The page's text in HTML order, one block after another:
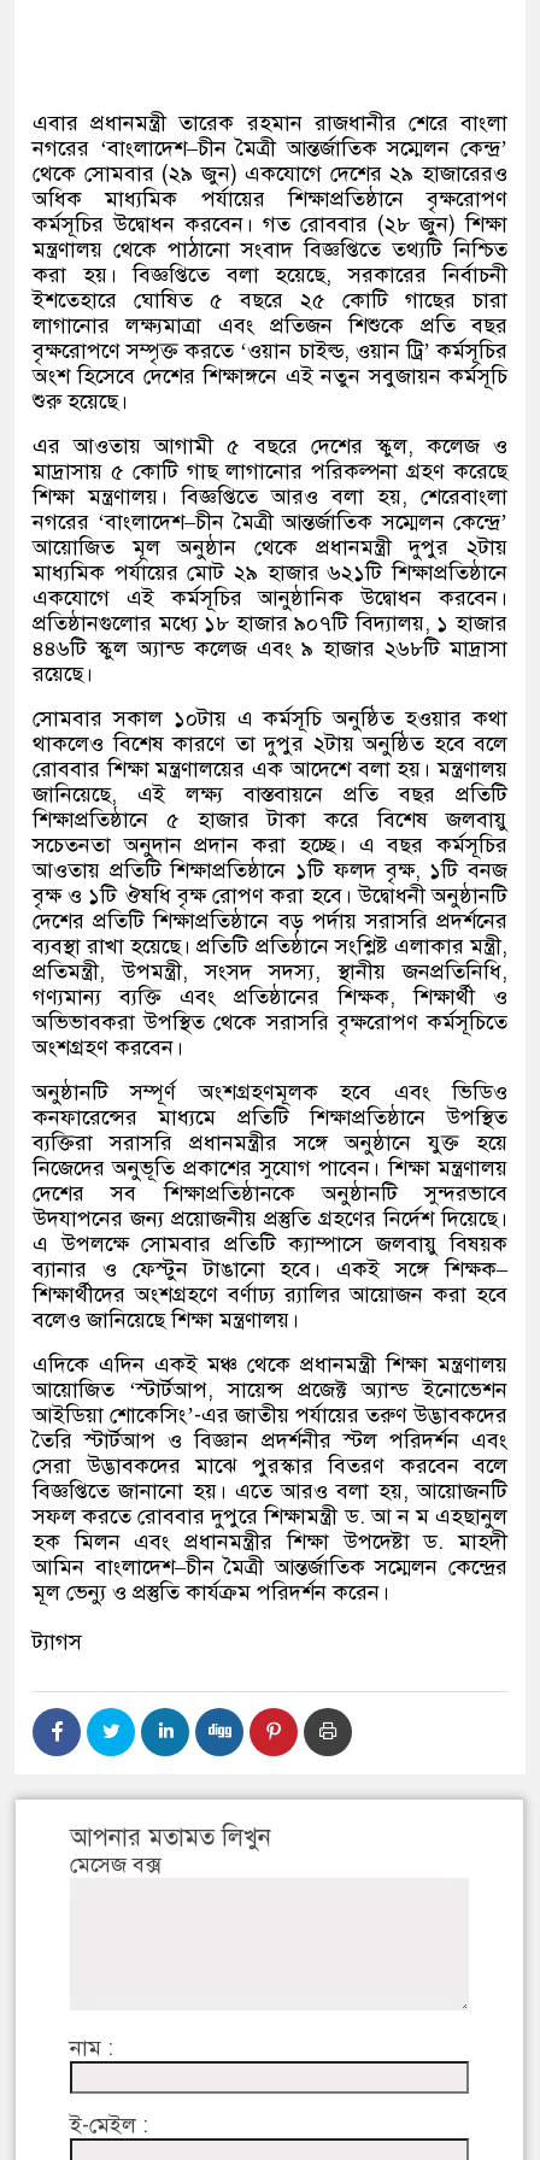
এবার প্রধানমন্ত্রী তারেক রহমান রাজধানীর শেরে বাংলা
নগরের ‘বাংলাদেশ–চীন মৈত্রী আন্তর্জাতিক সম্মেলন কেন্দ্র’
থেকে সোমবার(২৯ জুন)একযোগে দেশের ২৯ হাজারেরও
অধিক মাধ্যমিক পর্যায়ের শিক্ষাপ্রতিষ্ঠানে বৃক্ষরোপণ
কর্মসূচির উদ্বোধন করবেন। গত রোববার (২৮ জুন)শিক্ষা
মন্ত্রণালয় থেকে পাঠানো সংবাদ বিজ্ঞপ্তিতে তথ্যটি নিশ্চিত
করা হয়। বিজ্ঞপ্তিতে বলা হয়েছে,সরকারের নির্বাচনী
ইশতেহারে ঘোষিত ৫ বছরে ২৫ কোটি গাছের চারা
লাগানোর লক্ষ্যমাত্রা এবং প্রতিজন শিশুকে প্রতি বছর
বৃক্ষরোপণে সম্পৃক্ত করতে‘ওয়ান চাইল্ড, ওয়ান ট্রি’কর্মসূচির
অংশ হিসেবে দেশের শিক্ষাঙ্গনে এই নতুন সবুজায়ন কর্মসূচি
শুরু হয়েছে।
এর আওতায় আগামী ৫ বছরে দেশের স্কুল,কলেজ ও
মাদ্রাসায় ৫ কোটি গাছ লাগানোর পরিকল্পনা গ্রহণ করেছে
শিক্ষা মন্ত্রণালয়। বিজ্ঞপ্তিতে আরও বলা হয়, শেরেবাংলা
নগরের ‘বাংলাদেশ–চীন মৈত্রী আন্তর্জাতিক সম্মেলন কেন্দ্রে’
আয়োজিত মূল অনুষ্ঠান থেকে প্রধানমন্ত্রী দুপুর ২টায়
মাধ্যমিক পর্যায়ের মোট ২৯ হাজার ৬২১টি শিক্ষাপ্রতিষ্ঠানে
একযোগে এই কর্মসূচির আনুষ্ঠানিক উদ্বোধন করবেন।
প্রতিষ্ঠানগুলোর মধ্যে ১৮ হাজার ৯০৭টি বিদ্যালয়, ১ হাজার
৪৪৬টি স্কুল অ্যান্ড কলেজ এবং ৯ হাজার ২৬৮টি মাদ্রাসা
রয়েছে।
সোমবার সকাল ১০টায় এ কর্মসূচি অনুষ্ঠিত হওয়ার কথা
থাকলেও বিশেষ কারণে তা দুপুর ২টায় অনুষ্ঠিত হবে বলে
রোববার শিক্ষা মন্ত্রণালয়ের এক আদেশে বলা হয়। মন্ত্রণালয়
জানিয়েছে, এই লক্ষ্য বাস্তবায়নে প্রতি বছর প্রতিটি
শিক্ষাপ্রতিষ্ঠানে ৫ হাজার টাকা করে বিশেষ জলবায়ু
সচেতনতা অনুদান প্রদান করা হচ্ছে। এ বছর কর্মসূচির
আওতায় প্রতিটি শিক্ষাপ্রতিষ্ঠানে ১টি ফলদ বৃক্ষ, ১টি বনজ
বৃক্ষ ও ১টি ঔষধি বৃক্ষ রোপণ করা হবে। উদ্বোধনী অনুষ্ঠানটি
দেশের প্রতিটি শিক্ষাপ্রতিষ্ঠানে বড় পর্দায় সরাসরি প্রদর্শনের
ব্যবস্থা রাখা হয়েছে। প্রতিটি প্রতিষ্ঠানে সংশ্লিষ্ট এলাকার মন্ত্রী,
প্রতিমন্ত্রী,উপমন্ত্রী,সংসদ সদস্য,স্থানীয় জনপ্রতিনিধি,
গণ্যমান্য ব্যক্তি এবং প্রতিষ্ঠানের শিক্ষক,শিক্ষার্থী ও
অভিভাবকরা উপস্থিত থেকে সরাসরি বৃক্ষরোপণ কর্মসূচিতে
অংশগ্রহণ করবেন।
অনুষ্ঠানটি সম্পূর্ণ অংশগ্রহণমূলক হবে এবং ভিডিও
কনফারেন্সের মাধ্যমে প্রতিটি শিক্ষাপ্রতিষ্ঠানে উপস্থিত
ব্যক্তিরা সরাসরি প্রধানমন্ত্রীর সঙ্গে অনুষ্ঠানে যুক্ত হয়ে
নিজেদের অনুভূতি প্রকাশের সুযোগ পাবেন। শিক্ষা মন্ত্রণালয়
দেশের সব শিক্ষাপ্রতিষ্ঠানকে অনুষ্ঠানটি সুন্দরভাবে
উদযাপনের জন্য প্রয়োজনীয় প্রস্তুতি গ্রহণের নির্দেশ দিয়েছে।
এ উপলক্ষে সোমবার প্রতিটি ক্যাম্পাসে জলবায়ু বিষয়ক
ব্যানার ও ফেস্টুন টাঙানো হবে। একই সঙ্গে শিক্ষক–
শিক্ষার্থীদের অংশগ্রহণে বর্ণাঢ্য র‌্যালির আয়োজন করা হবে
বলেও জানিয়েছে শিক্ষা মন্ত্রণালয়।
এদিকে এদিন একই মঞ্চ থেকে প্রধানমন্ত্রী শিক্ষা মন্ত্রণালয়
আয়োজিত‘স্টার্টআপ,সায়েন্স প্রজেক্ট অ্যান্ড ইনোভেশন
আইডিয়া শোকেসিং’-এর জাতীয় পর্যায়ের তরুণ উদ্ভাবকদের
তৈরি স্টার্টআপ ও বিজ্ঞান প্রদর্শনীর স্টল পরিদর্শন এবং
সেরা উদ্ভাবকদের মাঝে পুরস্কার বিতরণ করবেন বলে
বিজ্ঞপ্তিতে জানানো হয়। এতে আরও বলা হয়,আয়োজনটি
সফল করতে রোববার দুপুরে শিক্ষামন্ত্রী ড.আ ন ম এহছানুল
হক মিলন এবং প্রধানমন্ত্রীর শিক্ষা উপদেষ্টা ড.মাহদী
আমিন বাংলাদেশ–চীন মৈত্রী আন্তর্জাতিক সম্মেলন কেন্দ্রের
মূল ভেন্যু ও প্রস্তুতি কার্যক্রম পরিদর্শন করেন।
ট্যাগস
আপনার মতামত লিখুন
মেসেজ বক্স
নাম :
ই-মেইল :